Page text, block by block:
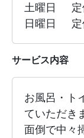
土曜日
日曜日
サービス内容
お風呂・ト
ていただき
面倒で中々